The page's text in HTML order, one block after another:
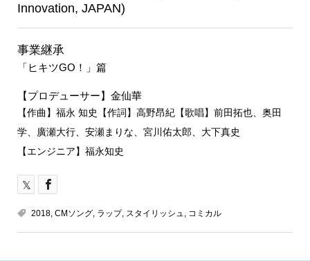
Innovation, JAPAN)
事業継承
「ヒキツGO！」篇
【プロデューサー】金仙華
【作曲】福永 知史【作詞】高野昂紀【歌唱】前田拓也、奥田
学、廣瀬大行、安瀬まりな、宮川佑太郎、大下真史
【エンジニア】福永知史
2018, CMソング, ラップ, スタイリッシュ コミカル